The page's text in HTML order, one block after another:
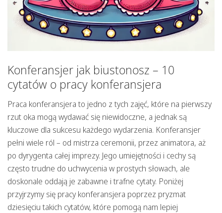
Konferansjer jak biustonosz – 10
cytatów o pracy konferansjera
Praca konferansjera to jedno z tych zajęć, które na pierwszy
rzut oka mogą wydawać się niewidoczne, a jednak są
kluczowe dla sukcesu każdego wydarzenia. Konferansjer
pełni wiele ról – od mistrza ceremonii, przez animatora, aż
po dyrygenta całej imprezy. Jego umiejętności i cechy są
często trudne do uchwycenia w prostych słowach, ale
doskonale oddają je zabawne i trafne cytaty. Poniżej
przyjrzymy się pracy konferansjera poprzez pryzmat
dziesięciu takich cytatów, które pomogą nam lepiej